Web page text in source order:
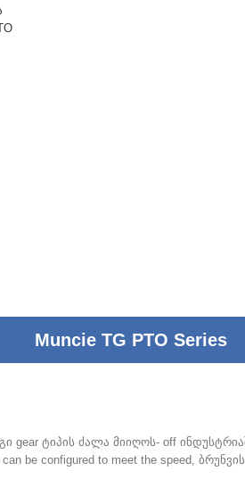
Muncie TG PTO Series
ტიპის ძალა მიიღოს- off
be configured to meet the speed,